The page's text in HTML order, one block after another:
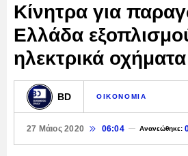
Κίνητρα για
Ελλάδα
ηλεκτρικά οχήματα
BD ΟΙΚΟΝΟΜΙΑ
27 Μάιος 2020 06:04 Ανανεώθηκε: